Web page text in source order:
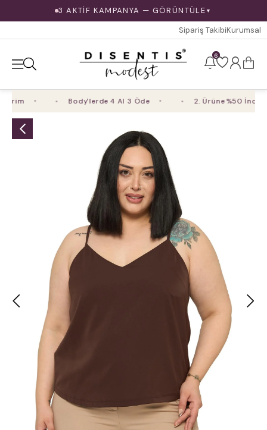
3 AKTİF KAMPANYA — GÖRÜNTÜLE ▼
Sipariş TakibiKurumsal
6
Body'lerde 4 Al 3 Öde 2. Ürüne %50 İndirim